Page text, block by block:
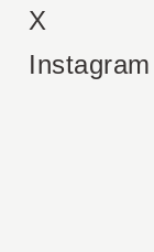
X
Instagram